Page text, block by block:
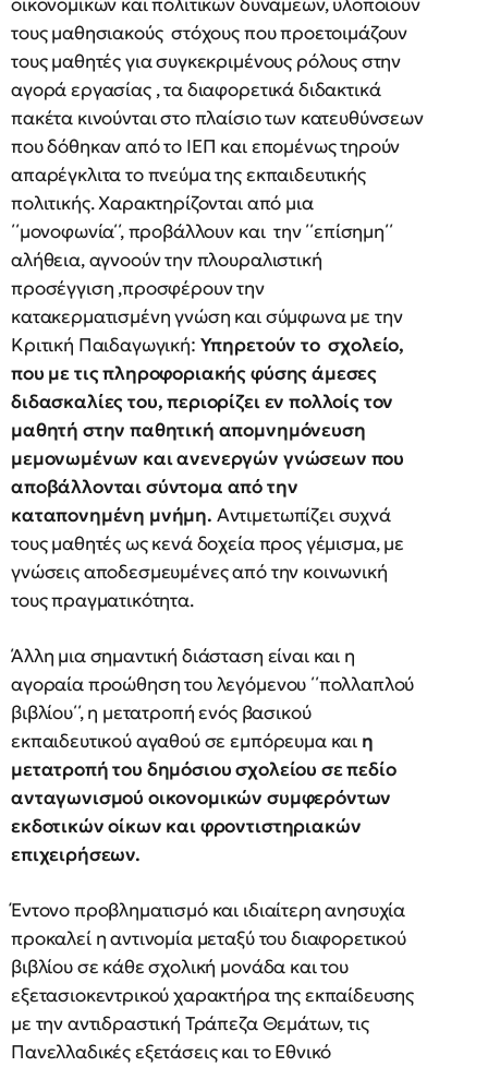
τους μαθησιακούς στόχους που προετοιμάζουν
τους μαθητές για συγκεκριμένους ρόλους στην
αγορά εργασίας , τα διαφορετικά διδακτικά
πακέτα κινούνται στο πλαίσιο των κατευθύνσεων
που δόθηκαν από το ΙΕΠ και επομένως τηρούν
απαρέγκλιτα το πνεύμα της εκπαιδευτικής
πολιτικής. Χαρακτηρίζονται από μια
΄΄μονοφωνία΄΄, προβάλλουν και την ΄΄επίσημη΄΄
αλήθεια, αγνοούν την πλουραλιστική
προσέγγιση ,προσφέρουν την
κατακερματισμένη γνώση και σύμφωνα με την
Κριτική Παιδαγωγική: Υπηρετούν το σχολείο,
που με τις πληροφοριακής φύσης άμεσες
διδασκαλίες του, περιορίζει εν πολλοίς τον
μαθητή στην παθητική απομνημόνευση
μεμονωμένων και ανενεργών γνώσεων που
αποβάλλονται σύντομα από την
καταπονημένη μνήμη. Αντιμετωπίζει συχνά
τους μαθητές ως κενά δοχεία προς γέμισμα, με
γνώσεις αποδεσμευμένες από την κοινωνική
τους πραγματικότητα.
Άλλη μια σημαντική διάσταση είναι και η
αγοραία προώθηση του λεγόμενου ΄΄πολλαπλού
βιβλίου΄΄, η μετατροπή ενός βασικού
εκπαιδευτικού αγαθού σε εμπόρευμα και η
μετατροπή του δημόσιου σχολείου σε πεδίο
ανταγωνισμού οικονομικών συμφερόντων
εκδοτικών οίκων και φροντιστηριακών
επιχειρήσεων.
Έντονο προβληματισμό και ιδιαίτερη ανησυχία
προκαλεί η αντινομία μεταξύ του διαφορετικού
βιβλίου σε κάθε σχολική μονάδα και του
εξετασιοκεντρικού χαρακτήρα της εκπαίδευσης
με την αντιδραστική Τράπεζα Θεμάτων, τις
Πανελλαδικές εξετάσεις και το Εθνικό